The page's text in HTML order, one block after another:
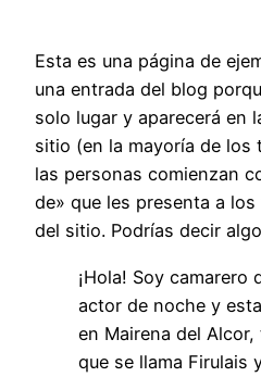
Esta es una página de
una entrada del blog
solo lugar y aparecerá en
sitio (en la mayoría de los
las personas comienzan
de» que les presenta a
del sitio. Podrías decir
¡Hola! Soy camarero
actor de noche y
en Mairena del
que se llama Firulais